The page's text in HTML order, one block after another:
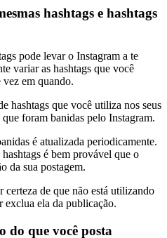
hashtags e hashtags
pode levar o Instagram a te
variar as hashtags que você
em quando.
hashtags que você utiliza nos seus
foram banidas pelo Instagram.
é atualizada periodicamente.
é bem provável que o
da sua postagem.
certeza de que não está utilizando
exclua ela da publicação.
do que você posta